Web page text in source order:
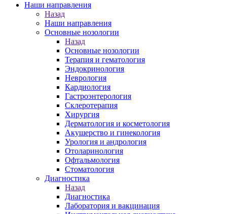
Наши направления
Назад
Наши направления
Основные нозологии
Назад
Основные нозологии
Терапия и гематология
Эндокринология
Неврология
Кардиология
Гастроэнтерология
Склеротерапия
Хирургия
Дерматология и косметология
Акушерство и гинекология
Урология и андрология
Отоларинология
Офтальмология
Стоматология
Диагностика
Назад
Диагностика
Лаборатория и вакцинация